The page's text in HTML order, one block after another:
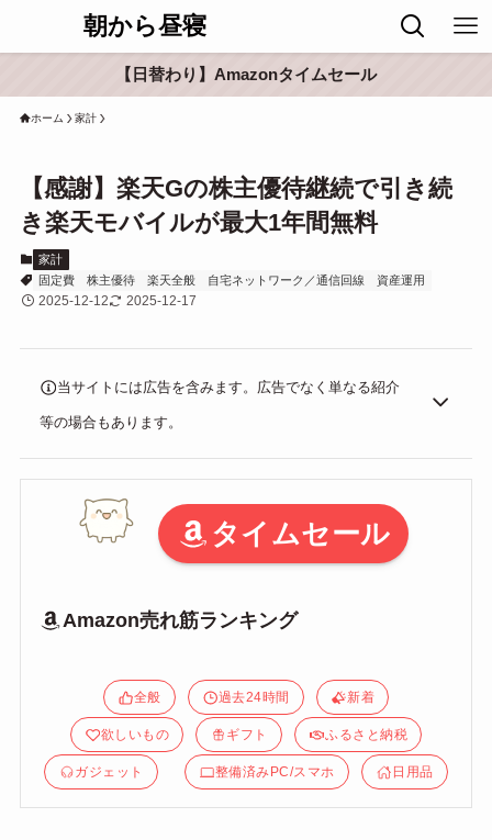
朝から昼寝
【日替わり】Amazonタイムセール
ホーム 家計
【感謝】楽天Gの株主優待継続で引き続
き楽天モバイルが最大1年間無料
家計
固定費
株主優待 楽天全般 自宅ネットワーク／通信回線 資産運用
2025-12-12 2025-12-17
当サイトには広告を含みます。広告でなく単なる紹介
等の場合もあります。
タイムセール
Amazon売れ筋ランキング
全般 過去24時間 新着
欲しいもの ギフト ふるさと納税
ガジェット 整備済みPC/スマホ 日用品